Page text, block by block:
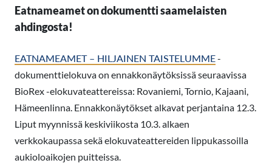
Eatnameamet on dokumentti saamelaisten
ahdingosta!
EATNAMEAMET – HILJAINEN TAISTELUMME-
dokumenttielokuva on ennakkonäytöksissä seuraavissa
BioRex -elokuvateattereissa: Rovaniemi, Tornio, Kajaani,
Hämeenlinna. Ennakkonäytökset alkavat perjantaina 12.3.
Liput myynnissä keskiviikosta 10.3. alkaen
verkkokaupassa sekä elokuvateattereiden lippukassoilla
aukioloaikojen puitteissa.